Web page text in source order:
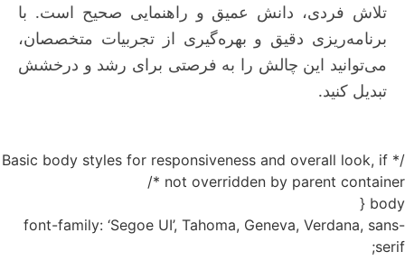
تلاش فردی، دانش عمیق و راهنمایی صحیح است. با
برنامه‌ریزی دقیق و بهره‌گیری از تجربیات متخصصان،
می‌توانید این چالش را به فرصتی برای رشد و درخشش
تبدیل کنید.
/* Basic body styles for responsiveness and overall look, if
not overridden by parent container */
body {
font-family: ‘Segoe UI’, Tahoma, Geneva, Verdana, sans-
serif;